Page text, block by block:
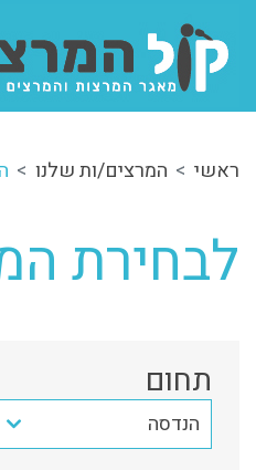
ראשי המרצים/ות שלנו
לבחירת
תחום
הנדסה